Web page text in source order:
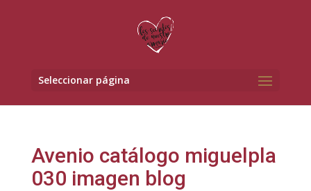
Seleccionar página
Avenio catálogo miguelpla
030 imagen blog